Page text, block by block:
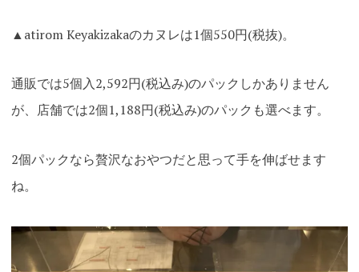
▲atirom Keyakizakaのカヌレは1個550円(税抜)。
通販では5個入2,592円(税込み)のパックしかありません
が、店舗では2個1,188円(税込み)のパックも選べます。
2個パックなら贅沢なおやつだと思って手を伸ばせます
ね。